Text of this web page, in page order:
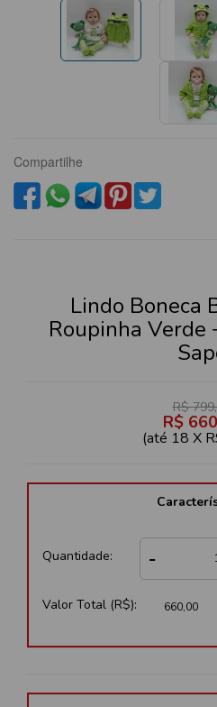
Compartilhe
Lindo Boneca
Roupinha Verde
R$
R$
(até 18 X
Quantidade: -
Valor Total (R$): 660,00